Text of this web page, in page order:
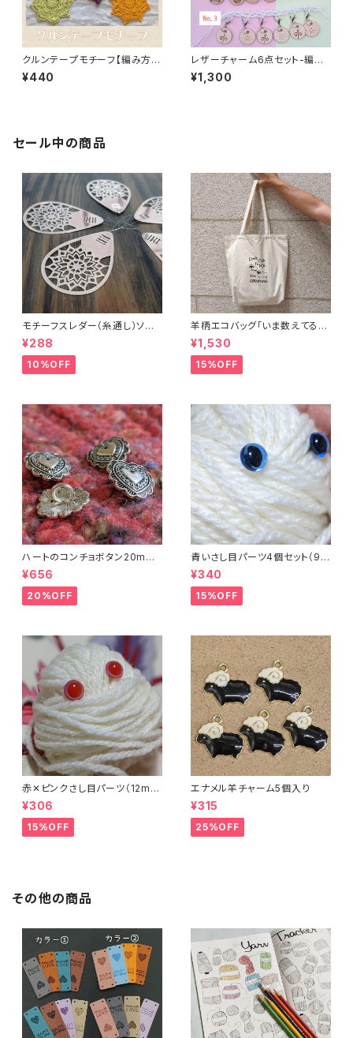
クルンテープモチーフ【編み方・
編み図データ販売】
¥440
レザーチャーム6点セット-編み
物用ステッチマーカー
¥1,300
セール中の商品
モチーフスレダー（糸通し）ソー
イング小物
¥288
10%OFF
羊柄エコバッグ「いま数えてるか
ら話しかけないで」キャンバスト
ートバッグ
¥1,530
15%OFF
ハートのコンチョボタン20mm
（4個入り）
¥656
20%OFF
青いさし目パーツ4個セット（9m
m）（プラスチックドールアイ）
¥340
15%OFF
赤✕ピンクさし目パーツ（12m
m）（4個セット）
¥306
15%OFF
エナメル羊チャーム5個入り
¥315
25%OFF
その他の商品